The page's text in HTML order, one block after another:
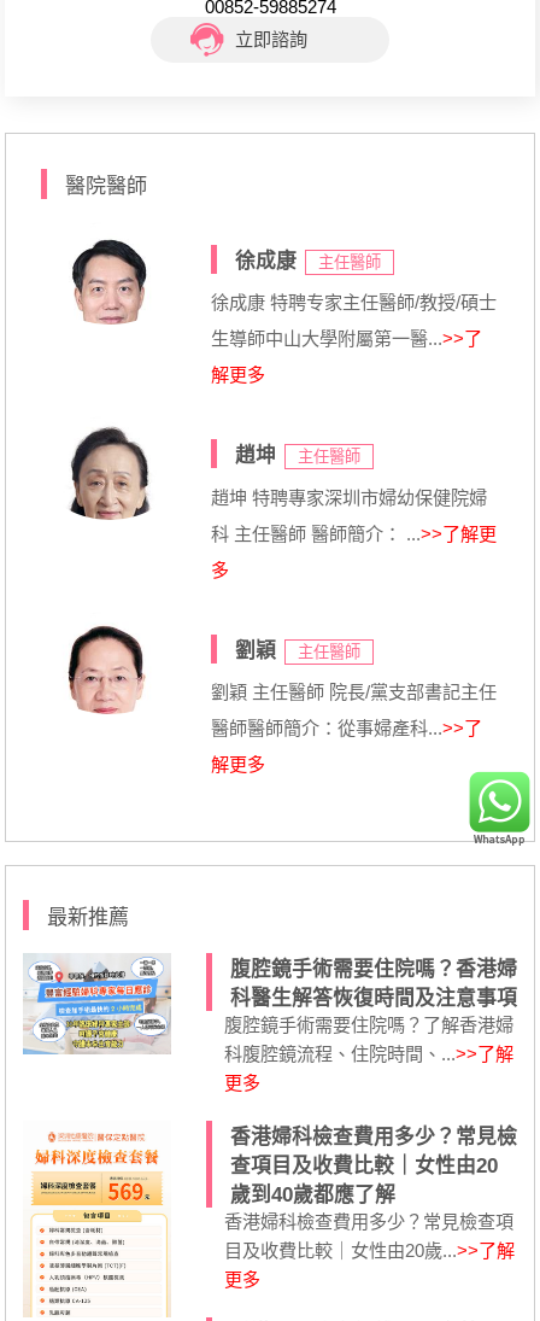
00852-59885274
立即諮詢
醫院醫師
徐成康 主任醫師
徐成康 特聘专家主任醫師/教授/碩士
生導師中山大學附屬第一醫...>>了
解更多
趙坤 主任醫師
趙坤 特聘專家深圳市婦幼保健院婦
科 主任醫師 醫師簡介： ...>>了解更
多
劉穎 主任醫師
劉穎 主任醫師 院長/黨支部書記主任
醫師醫師簡介：從事婦產科...>>了
解更多
最新推薦
腹腔鏡手術需要住院嗎？香港婦
科醫生解答恢復時間及注意事項
腹腔鏡手術需要住院嗎？了解香港婦
科腹腔鏡流程、住院時間、...>>了解
更多
香港婦科檢查費用多少？常見檢
查項目及收費比較｜女性由20
歲到40歲都應了解
香港婦科檢查費用多少？常見檢查項
目及收費比較｜女性由20歲...>>了解
更多